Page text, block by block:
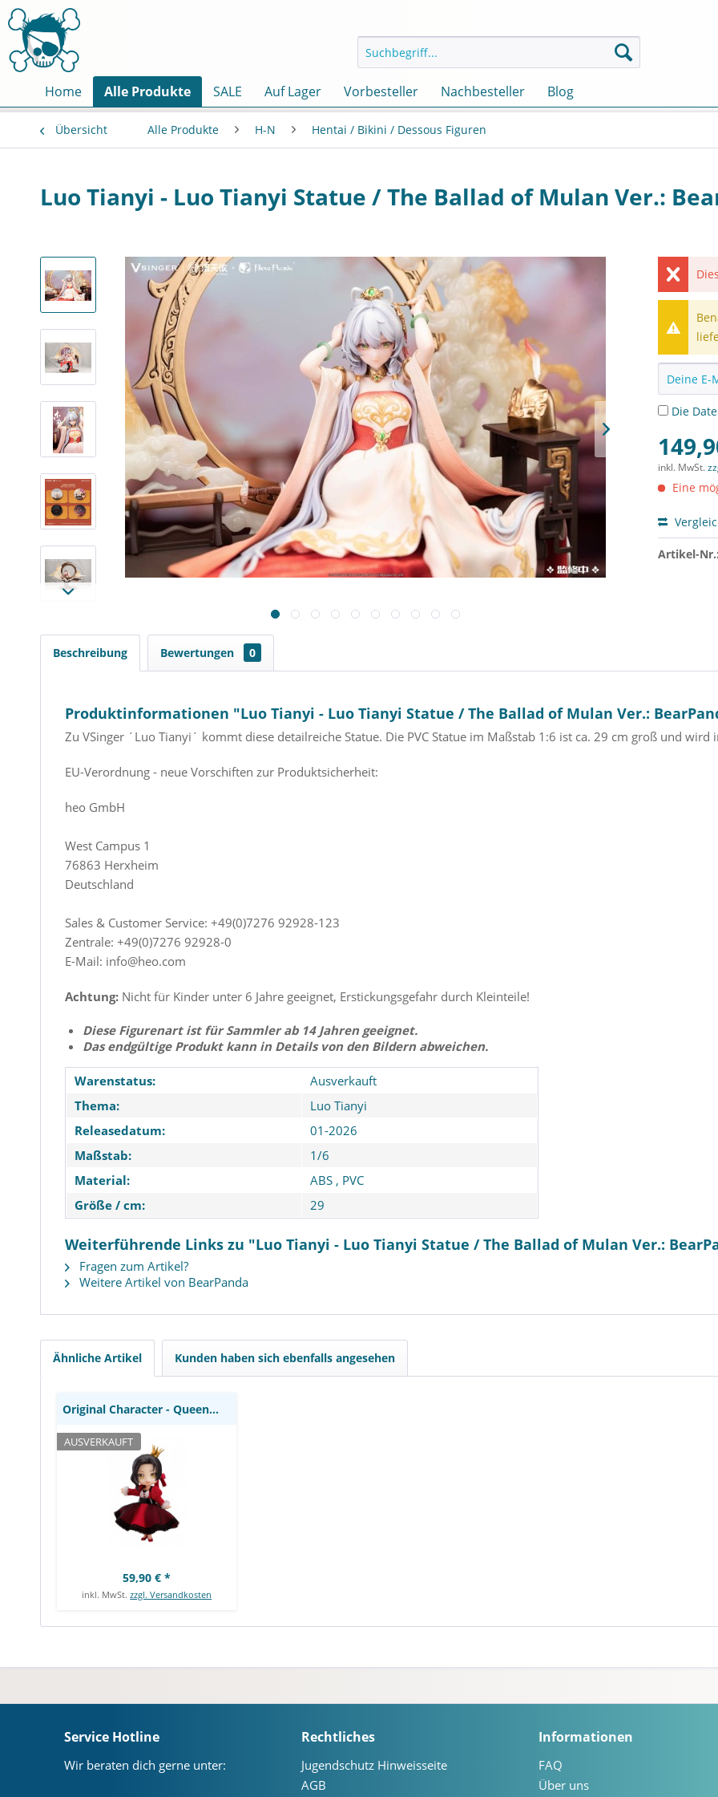
Home Alle Produkte SALE Auf Lager Vorbesteller Nachbesteller Blog
Übersicht Alle Produkte H-N Hentai / Bikini / Dessous Figuren
Luo Tianyi - Luo Tianyi Statue / The Ballad of Mulan Ver.:
Die
inkl. MwSt.
Eine
Artikel-Nr.:
Beschreibung Bewertungen 0
Produktinformationen "Luo Tianyi - Luo Tianyi Statue / The Ballad of Mulan Ver.:
Zu VSinger ´Luo Tianyi´ kommt diese detailreiche Statue. Die PVC Statue im Maßstab 1:6 ist ca. 29 cm groß und wird
EU-Verordnung - neue Vorschiften zur Produktsicherheit:
heo GmbH
West Campus 1
76863 Herxheim
Deutschland
Sales & Customer Service: +49(0)7276 92928-123
Zentrale: +49(0)7276 92928-0
E-Mail: info@heo.com
Achtung: Nicht für Kinder unter 6 Jahre geeignet, Erstickungsgefahr durch Kleinteile!
Diese Figurenart ist für Sammler ab 14 Jahren geeignet.
Das endgültige Produkt kann in Details von den Bildern abweichen.
Warenstatus:
Ausverkauft
Thema:
Luo Tianyi
Releasedatum:
01-2026
Maßstab:
1/6
Material:
ABS , PVC
Größe / cm:
29
Weiterführende Links zu "Luo Tianyi - Luo Tianyi Statue / The Ballad of Mulan Ver.:
Fragen zum Artikel?
Weitere Artikel von BearPanda
Ähnliche Artikel Kunden haben sich ebenfalls angesehen
Original Character - Queen
AUSVERKAUFT
Original Character - Queen of Hearts Nendoroid...
59,90 € *
inkl. MwSt.zzgl. Versandkosten
Service Hotline
Wir beraten dich gerne unter:
Rechtliches
Jugendschutz Hinweisseite
AGB
Informationen
FAQ
Über uns